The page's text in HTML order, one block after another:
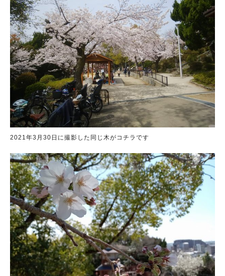
2021年3月30日に撮影した同じ木がコチラです